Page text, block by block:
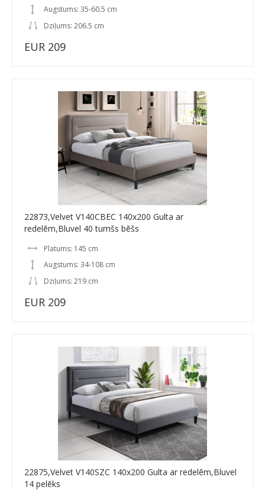
Augstums: 35-60.5 cm
Dziļums: 206.5 cm
EUR 209
22873,Velvet V140CBEC 140x200 Gulta ar
redelēm,Bluvel 40 tumšs bēšs
Platums: 145 cm
Augstums: 34-108 cm
Dziļums: 219 cm
EUR 209
22875,Velvet V140SZC 140x200 Gulta ar redelēm,Bluvel
14 pelēks